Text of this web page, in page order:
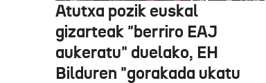
Atutxa pozik euskal
gizarteak "berriro EAJ
aukeratu" duelako, EH
Bilduren "gorakada ukatu